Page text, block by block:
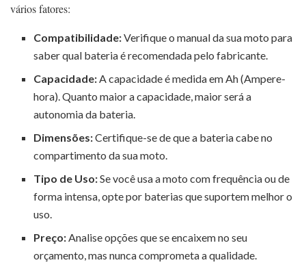
vários fatores:
Compatibilidade:Verifique o manual da sua moto para
saber qual bateria é recomendada pelo fabricante.
Capacidade:A capacidade é medida em Ah (Ampere-
hora). Quanto maior a capacidade, maior será a
autonomia da bateria.
Dimensões:Certifique-se de que a bateria cabe no
compartimento da sua moto.
Tipo de Uso:Se você usa a moto com frequência ou de
forma intensa, opte por baterias que suportem melhor o
uso.
Preço:Analise opções que se encaixem no seu
orçamento, mas nunca comprometa a qualidade.